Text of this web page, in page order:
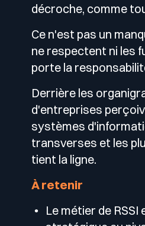
décroche, comme
Ce n'est pas un
ne respectent ni les
porte la
Derrière les
d'entreprises
systèmes
transverses et les
tient la ligne.
À retenir
Le métier de